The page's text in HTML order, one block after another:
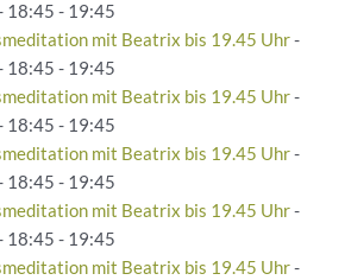
- 19:45
mit Beatrix bis 19.45 Uhr-
- 19:45
mit Beatrix bis 19.45 Uhr-
- 19:45
mit Beatrix bis 19.45 Uhr-
- 19:45
mit Beatrix bis 19.45 Uhr-
- 19:45
mit Beatrix bis 19.45 Uhr-